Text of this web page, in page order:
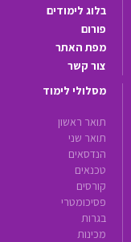
בלוג לימודים
פורום
מפת האתר
צור קשר
מסלולי לימוד
תואר ראשון
תואר שני
הנדסאים
טכנאים
קורסים
פסיכומטרי
בגרות
מכינות